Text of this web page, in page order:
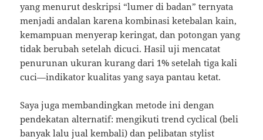
yang menurut deskripsi “lumer di badan” ternyata
menjadi andalan karena kombinasi ketebalan kain,
kemampuan menyerap keringat, dan potongan yang
tidak berubah setelah dicuci. Hasil uji mencatat
penurunan ukuran kurang dari 1% setelah tiga kali
cuci—indikator kualitas yang saya pantau ketat.
Saya juga membandingkan metode ini dengan
pendekatan alternatif: mengikuti trend cyclical (beli
banyak lalu jual kembali) dan pelibatan stylist